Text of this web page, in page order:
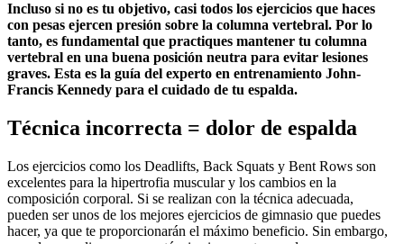
Incluso si no es tu objetivo, casi todos los ejercicios que haces
con pesas ejercen presión sobre la columna vertebral. Por lo
tanto, es fundamental que practiques mantener tu columna
vertebral en una buena posición neutra para evitar lesiones
graves. Esta es la guía del experto en entrenamiento John-
Francis Kennedy para el cuidado de tu espalda.
Técnica incorrecta = dolor de espalda
Los ejercicios como los Deadlifts, Back Squats y Bent Rows son
excelentes para la hipertrofia muscular y los cambios en la
composición corporal. Si se realizan con la técnica adecuada,
pueden ser unos de los mejores ejercicios de gimnasio que puedes
hacer, ya que te proporcionarán el máximo beneficio. Sin embargo,